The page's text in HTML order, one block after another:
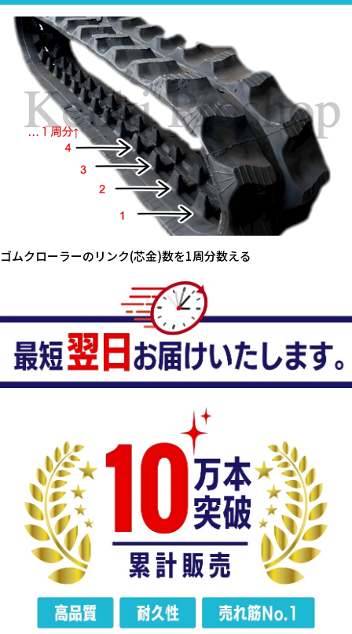
ゴムクローラーのリンク(芯金)数を1周分数える